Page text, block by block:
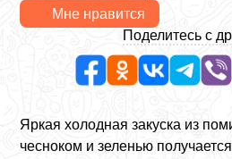
Мне нравится
Поделитесь с
Яркая холодная закуска из
чесноком и зеленью